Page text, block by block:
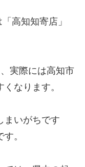
高知知寄店」
実際には高知市
なります。
まいがちです
。